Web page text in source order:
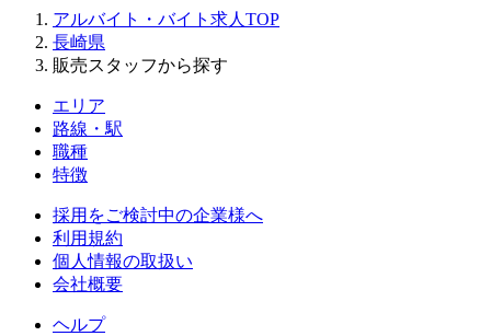
アルバイト・バイト求人TOP
長崎県
販売スタッフから探す
エリア
路線・駅
職種
特徴
採用をご検討中の企業様へ
利用規約
個人情報の取扱い
会社概要
ヘルプ